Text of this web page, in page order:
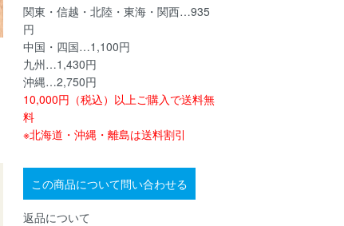
関東・信越・北陸・東海・関西…935
円
中国・四国…1,100円
九州…1,430円
沖縄…2,750円
10,000円（税込）以上ご購入で送料無
料
※北海道・沖縄・離島は送料割引
この商品について問い合わせる
返品について